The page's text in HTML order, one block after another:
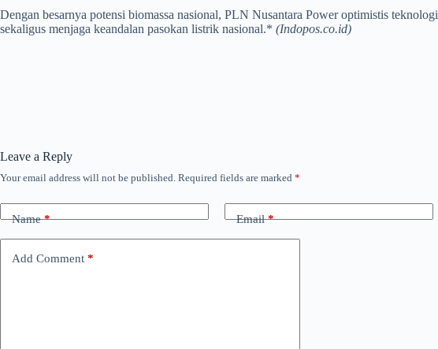
Dengan besarnya potensi biomassa nasional, PLN Nusantara Power optimistis teknologi
sekaligus menjaga keandalan pasokan listrik nasional.* (Indopos.co.id)
Leave a Reply
Your email address will not be published. Required fields are marked *
Name* Email*
Add Comment *